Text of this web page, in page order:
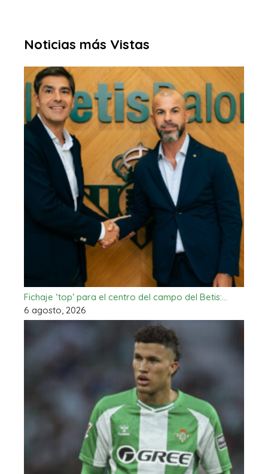
Noticias más Vistas
Fichaje ‘top’ para el centro del campo del Betis:…
6 agosto, 2026